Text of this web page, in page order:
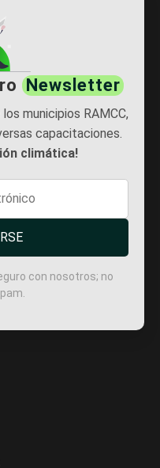
Newsletter
municipios RAMCC,
capacitaciones.
climática!
con nosotros; no